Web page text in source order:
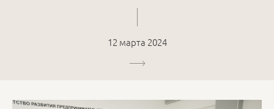
12 марта 2024